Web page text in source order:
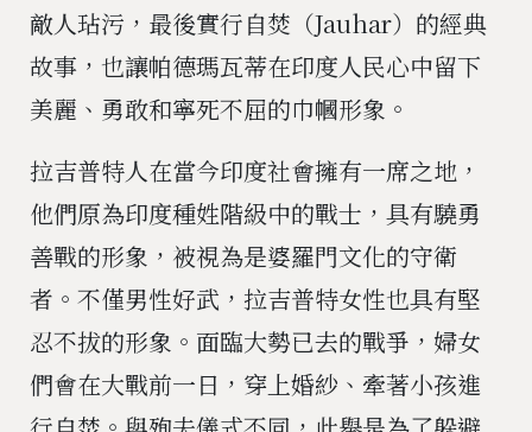
敵人玷污，最後實行自焚（Jauhar）的經典
故事，也讓帕德瑪瓦蒂在印度人民心中留下
美麗、勇敢和寧死不屈的巾幗形象。
拉吉普特人在當今印度社會擁有一席之地，
他們原為印度種姓階級中的戰士，具有驍勇
善戰的形象，被視為是婆羅門文化的守衛
者。不僅男性好武，拉吉普特女性也具有堅
忍不拔的形象。面臨大勢已去的戰爭，婦女
們會在大戰前一日，穿上婚紗、牽著小孩進